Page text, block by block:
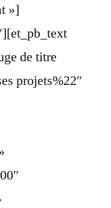
»]
de titre
projets%22″